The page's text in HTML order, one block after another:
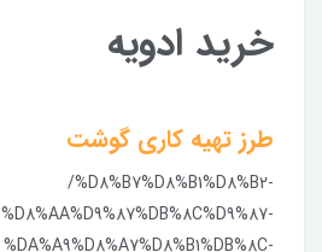
خرید ادویه
طرز تهیه کاری گوشت
/%D8%B7%D8%B1%D8%B2-
%D8%AA%D9%87%DB%8C%D9%87-
%DA%A9%D8%A7%D8%B1%DB%8C-